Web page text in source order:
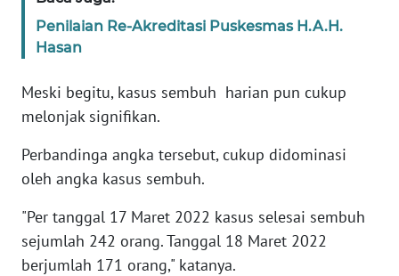
Penilaian Re-Akreditasi Puskesmas H.A.H.
Hasan
Meski begitu, kasus sembuh harian pun cukup
melonjak signifikan.
Perbandinga angka tersebut, cukup didominasi
oleh angka kasus sembuh.
"Per tanggal 17 Maret 2022 kasus selesai sembuh
sejumlah 242 orang. Tanggal 18 Maret 2022
berjumlah 171 orang," katanya.
SULTRA
NTB
WN
SULTENG
SULBAR
WN